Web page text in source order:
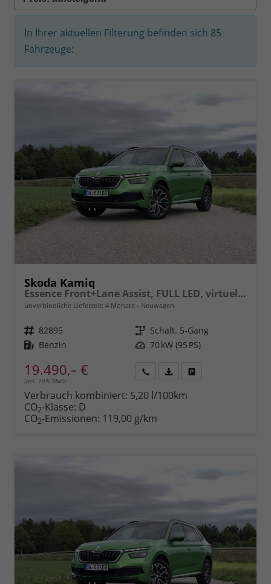
In Ihrer aktuellen Filterung befinden sich 85
Fahrzeuge:
Skoda Kamiq
Essence Front+Lane Assist, FULL LED, virtuelles Cockpit, , Klima, Parksensoren, ISOFIX, el. Fensterheber vorn uvm.
unverbindliche Lieferzeit: 4 Monate Neuwagen
Fahrzeugnr. 82895 Getriebe Schalt. 5-Gang
Kraftstoff Benzin Leistung 70 kW (95 PS)
19.490,– €
incl. 19% MwSt.
anfordern
Datei,
Verbrauch kombiniert: 5,20 l/100km
CO2-Klasse: D
CO2-Emissionen: 119,00 g/km